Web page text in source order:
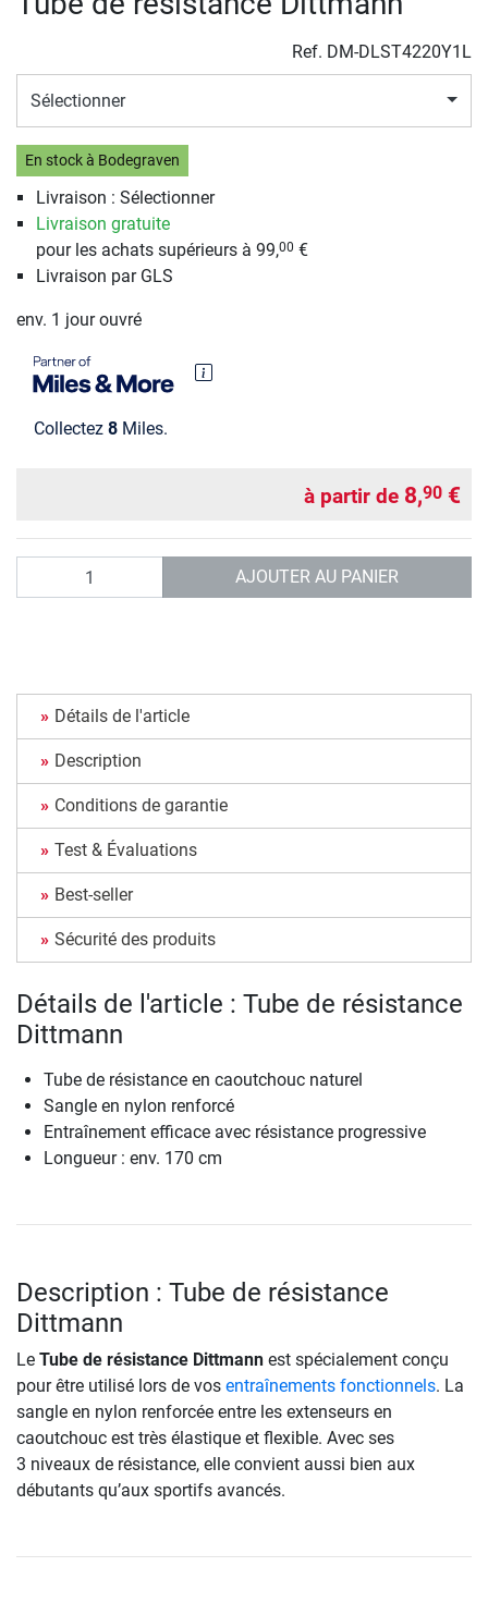
Ref. DM-DLST4220Y1L
Sélectionner
En stock à Bodegraven
Livraison : Sélectionner
Livraison gratuite
pour les achats supérieurs à 99,00 €
Livraison par GLS
env. 1 jour ouvré
Collectez 8 Miles.
à partir de 8,90 €
AJOUTER AU PANIER
Détails de l'article
Description
Conditions de garantie
Test & Évaluations
Best-seller
Sécurité des produits
Détails de l'article : Tube de résistance
Dittmann
Tube de résistance en caoutchouc naturel
Sangle en nylon renforcé
Entraînement efficace avec résistance progressive
Longueur : env. 170 cm
Description : Tube de résistance
Dittmann
Le Tube de résistance Dittmann est spécialement conçu
pour être utilisé lors de vos entraînements fonctionnels. La
sangle en nylon renforcée entre les extenseurs en
caoutchouc est très élastique et flexible. Avec ses
3 niveaux de résistance, elle convient aussi bien aux
débutants qu’aux sportifs avancés.